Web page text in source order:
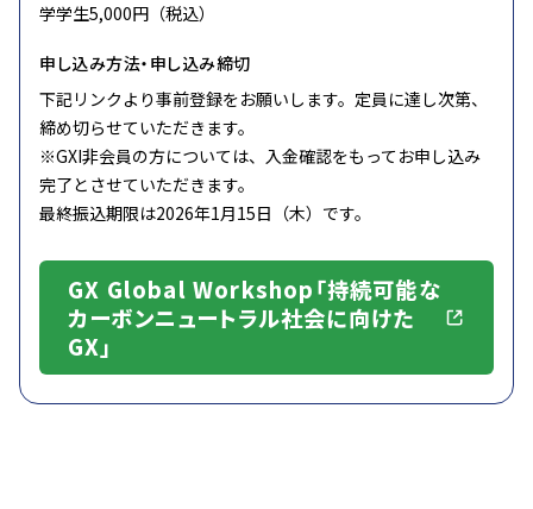
学学生5,000円（税込）
申し込み方法・申し込み締切
下記リンクより事前登録をお願いします。定員に達し次第、
締め切らせていただきます。
※GXI非会員の方については、入金確認をもってお申し込み
完了とさせていただきます。
最終振込期限は2026年1月15日（木）です。
GX Global Workshop「持続可能な
カーボンニュートラル社会に向けた
GX」